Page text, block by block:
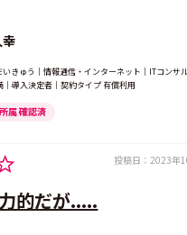
いきゅう｜情報通信・インターネット｜ITコンサ
｜導入決定者｜契約タイプ 有償利用
属 確認済
投稿日： 2023年
的だが.....